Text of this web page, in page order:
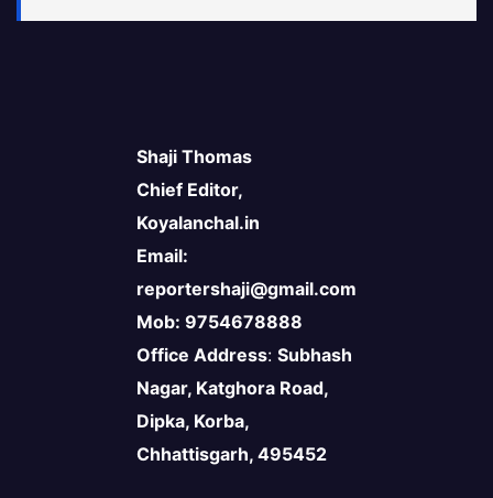
Shaji Thomas
Chief Editor,
Koyalanchal.in
Email:
reportershaji@gmail.com
Mob: 9754678888
Office Address: Subhash
Nagar, Katghora Road,
Dipka, Korba,
Chhattisgarh, 495452